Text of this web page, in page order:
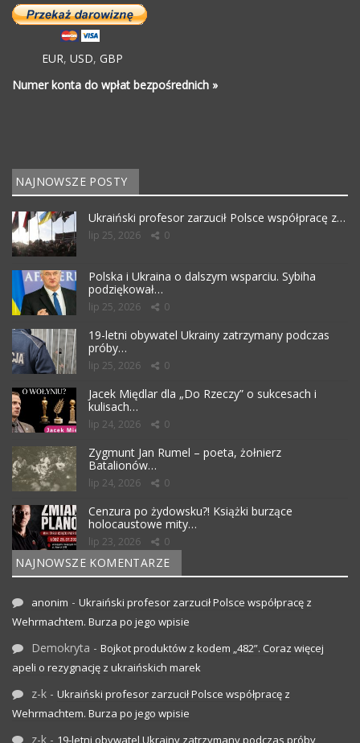
EUR, USD, GBP
Numer konta do wpłat bezpośrednich »
NAJNOWSZE POSTY
Ukraiński profesor zarzucił Polsce współpracę z…
lip 25, 2026 0
Polska i Ukraina o dalszym wsparciu. Sybiha
podziękował…
lip 25, 2026 0
19-letni obywatel Ukrainy zatrzymany podczas
próby…
lip 25, 2026 0
Jacek Międlar dla „Do Rzeczy” o sukcesach i
kulisach…
lip 24, 2026 0
Zygmunt Jan Rumel – poeta, żołnierz
Batalionów…
lip 24, 2026 0
Cenzura po żydowsku?! Książki burzące
holocaustowe mity…
lip 23, 2026 0
NAJNOWSZE KOMENTARZE
anonim - Ukraiński profesor zarzucił Polsce współpracę z
Wehrmachtem. Burza po jego wpisie
Demokryta - Bojkot produktów z kodem „482”. Coraz więcej
apeli o rezygnację z ukraińskich marek
z-k - Ukraiński profesor zarzucił Polsce współpracę z
Wehrmachtem. Burza po jego wpisie
z-k - 19-letni obywatel Ukrainy zatrzymany podczas próby